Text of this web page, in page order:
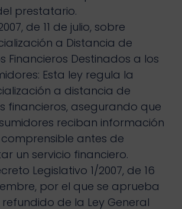
prestatario.
de 11 de julio, sobre
a Distancia de
Financieros Destinados a los
Esta ley regula la
a distancia de
financieros, asegurando que
reciban información
antes de
un servicio financiero.
Legislativo 1/2007, de 16
por el que se aprueba
de la Ley General